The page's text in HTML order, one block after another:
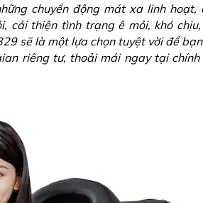
chuyển động mát xa linh hoạt,
cải thiện tình trạng ê mỏi, khó
sẽ là một lựa chọn tuyệt vời để
riêng tư, thoải mái ngay tại chính